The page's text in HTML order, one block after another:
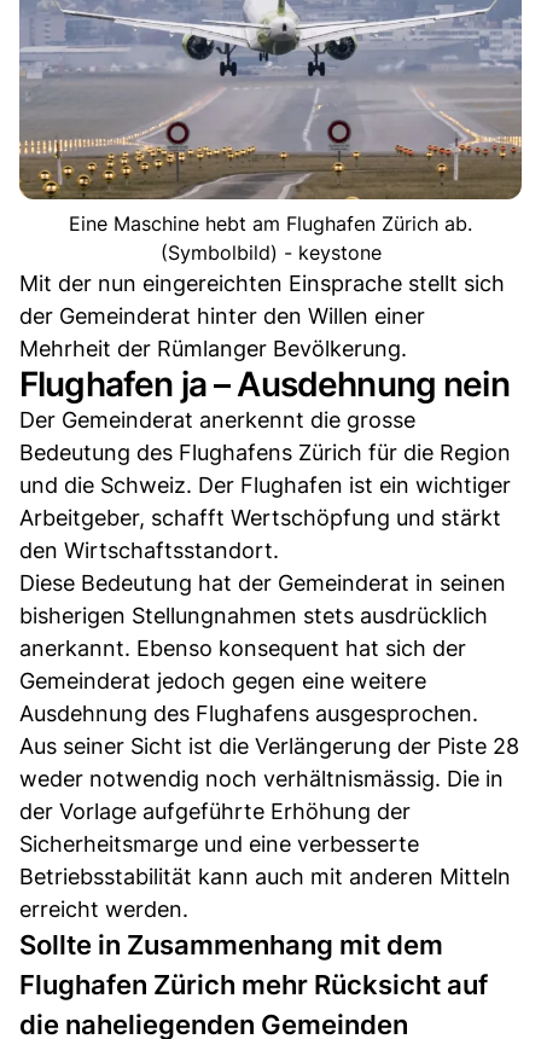
Eine Maschine hebt am Flughafen Zürich ab.
(Symbolbild) - keystone
Mit der nun eingereichten Einsprache stellt sich
der Gemeinderat hinter den Willen einer
Mehrheit der Rümlanger Bevölkerung.
Flughafen ja – Ausdehnung nein
Der Gemeinderat anerkennt die grosse
Bedeutung des Flughafens Zürich für die Region
und die Schweiz. Der Flughafen ist ein wichtiger
Arbeitgeber, schafft Wertschöpfung und stärkt
den Wirtschaftsstandort.
Diese Bedeutung hat der Gemeinderat in seinen
bisherigen Stellungnahmen stets ausdrücklich
anerkannt. Ebenso konsequent hat sich der
Gemeinderat jedoch gegen eine weitere
Ausdehnung des Flughafens ausgesprochen.
Aus seiner Sicht ist die Verlängerung der Piste 28
weder notwendig noch verhältnismässig. Die in
der Vorlage aufgeführte Erhöhung der
Sicherheitsmarge und eine verbesserte
Betriebsstabilität kann auch mit anderen Mitteln
erreicht werden.
Sollte in Zusammenhang mit dem
Flughafen Zürich mehr Rücksicht auf
die naheliegenden Gemeinden